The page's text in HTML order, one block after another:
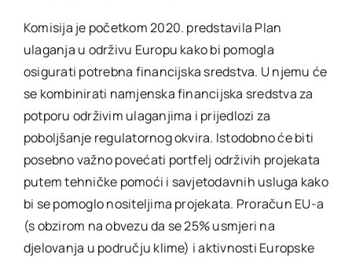
Komisija je početkom 2020. predstavila Plan
ulaganja u održivu Europu kako bi pomogla
osigurati potrebna financijska sredstva. U njemu će
se kombinirati namjenska financijska sredstva za
potporu održivim ulaganjima i prijedlozi za
poboljšanje regulatornog okvira. Istodobno će biti
posebno važno povećati portfelj održivih projekata
putem tehničke pomoći i savjetodavnih usluga kako
bi se pomoglo nositeljima projekata. Proračun EU-a
(s obzirom na obvezu da se 25% usmjeri na
djelovanja u području klime) i aktivnosti Europske